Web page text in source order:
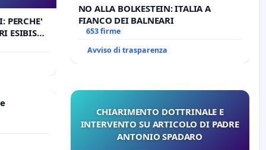
PERCHE'
ESIBISCE
NO ALLA BOLKESTEIN: ITALIA A
FIANCO DEI BALNEARI
653 firme
Avviso di trasparenza
CHIARIMENTO DOTTRINALE E
INTERVENTO SU ARTICOLO DI PADRE
ANTONIO SPADARO